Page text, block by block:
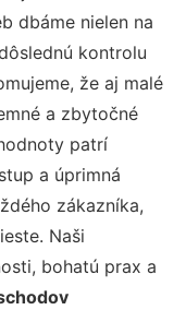
dbáme nielen na
kontrolu
že aj malé
a zbytočné
patrí
a úprimná
zákazníka,
Naši
bohatú prax a